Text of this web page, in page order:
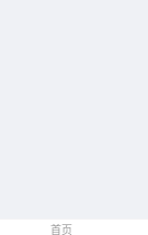
首页